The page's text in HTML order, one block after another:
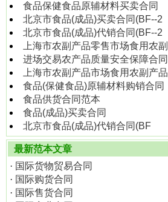
食品保健食品原辅材料买卖合同
北京市食品(成品)买卖合同(BF--2
北京市食品(成品)代销合同(BF--2
上海市农副产品零售市场食用农副
进场交易农产品质量安全保障合同
上海市农副产品市场食用农副产品
食品(保健食品)原辅材料购销合同
食品供货合同范本
食品(成品)买卖合同
北京市食品(成品)代销合同(BF
最新范本文章
· 国际货物贸易合同
· 国际购货合同
· 国际售货合同